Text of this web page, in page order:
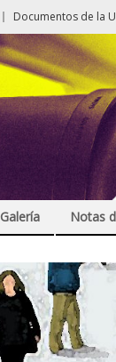
Documentos de la
Galería Notas